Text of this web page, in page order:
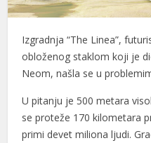
Izgradnja “The Linea”,
obloženog staklom koji je
Neom, našla se u
U pitanju je 500 metara
se proteže 170 kilometara
primi devet miliona ljudi.